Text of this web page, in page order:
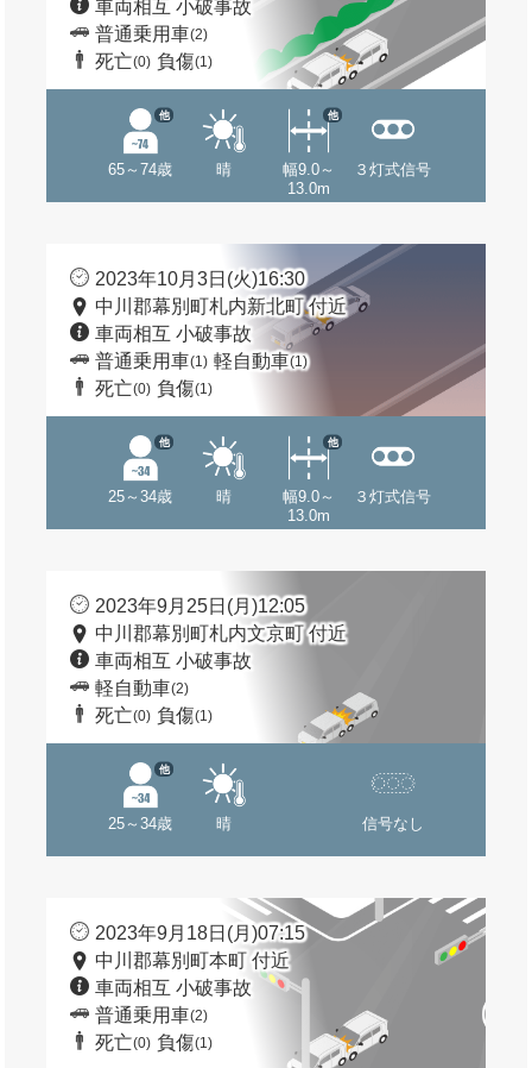
車両相互 小破事故
普通乗用車(2)
死亡(0) 負傷(1)
65～74歳
他
晴
幅9.0～
13.0m
他
３灯式信号
2023年10月3日(火)16:30
中川郡幕別町札内新北町 付近
車両相互 小破事故
普通乗用車(1) 軽自動車(1)
死亡(0) 負傷(1)
25～34歳
他
晴
幅9.0～
13.0m
他
３灯式信号
2023年9月25日(月)12:05
中川郡幕別町札内文京町 付近
車両相互 小破事故
軽自動車(2)
死亡(0) 負傷(1)
25～34歳
他
晴 信号なし
2023年9月18日(月)07:15
中川郡幕別町本町 付近
車両相互 小破事故
普通乗用車(2)
死亡(0) 負傷(1)